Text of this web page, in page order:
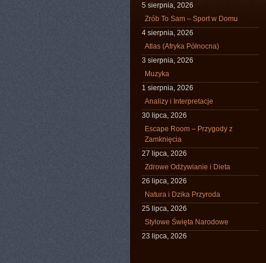
5 sierpnia, 2026
Zrób To Sam – Sport w Domu
4 sierpnia, 2026
Atlas (Afryka Północna)
3 sierpnia, 2026
Muzyka
1 sierpnia, 2026
Analizy i Interpretacje
30 lipca, 2026
Escape Room – Przygody z
Zamknięcia
27 lipca, 2026
Zdrowe Odżywianie i Dieta
26 lipca, 2026
Natura i Dzika Przyroda
25 lipca, 2026
Stylowe Święta Narodowe
23 lipca, 2026